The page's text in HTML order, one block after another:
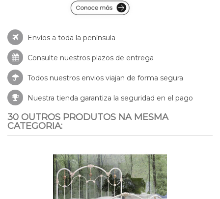
Envíos a toda la península
Consulte nuestros plazos de entrega
Todos nuestros envios viajan de forma segura
Nuestra tienda garantiza la seguridad en el pago
30 OUTROS PRODUTOS NA MESMA
CATEGORIA: